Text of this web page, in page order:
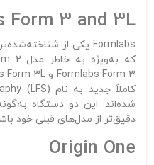
Form 3 and 3L
شده‌اند. این دو دستگاه
دقیق‌تر از مدل‌های قبلی خود
Origin One